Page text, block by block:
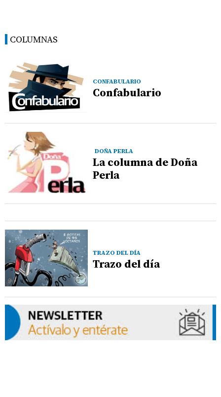
COLUMNAS
CONFABULARIO
Confabulario
DOÑA PERLA
La columna de Doña
Perla
TRAZO DEL DÍA
Trazo del día